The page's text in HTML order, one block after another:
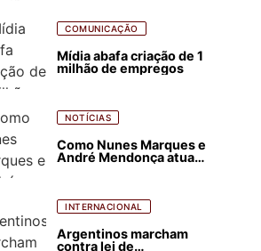
COMUNICAÇÃO
Mídia abafa criação de 1
milhão de empregos
NOTÍCIAS
Como Nunes Marques e
André Mendonça atuam
INTERNACIONAL
Argentinos marcham
contra lei de